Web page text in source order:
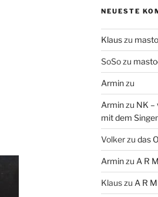
NEUESTE
Klauszu
SoSozu
Arminzu
Arminzu NK –
mit dem
Volkerzu das
Arminzu A R
Klauszu A R